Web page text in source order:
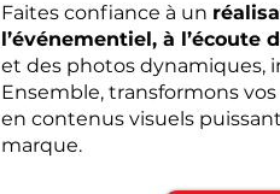
Faites confiance à un
l’événementiel, à l’écoute
et des photos dynamiques,
Ensemble, transformons
en contenus visuels
marque.